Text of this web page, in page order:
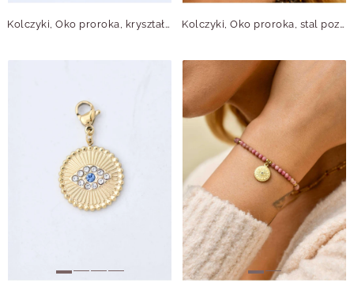
Kolczyki, Oko proroka, kryształek, stal pozłacana, S211379Z00 Kolczyki, Oko proroka, stal pozłacana, S211376Z00